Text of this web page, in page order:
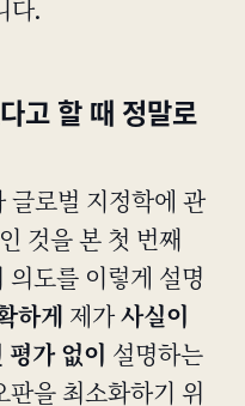
다.
고 할 때 정말로
글로벌 지정학에 관
것을 본 첫 번째
의도를 이렇게 설명
하게 제가 사실이
평가 없이 설명하는
판을 최소화하기 위